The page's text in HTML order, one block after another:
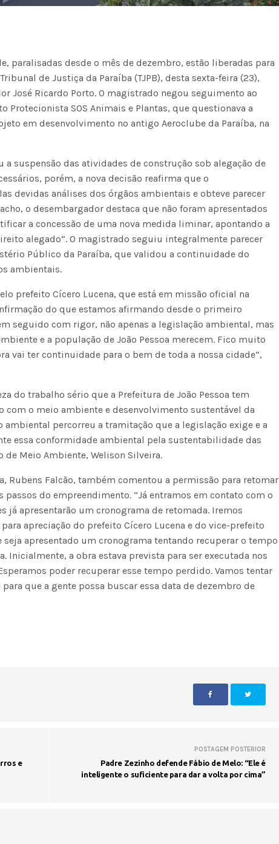
paralisadas desde o mês de dezembro, estão liberadas para
de Justiça da Paraíba (TJPB), desta sexta-feira (23),
José Ricardo Porto. O magistrado negou seguimento ao
SOS Animais e Plantas, que questionava a
em desenvolvimento no antigo Aeroclube da Paraíba, na
suspensão das atividades de construção sob alegação de
porém, a nova decisão reafirma que o
devidas análises dos órgãos ambientais e obteve parecer
o desembargador destaca que não foram apresentados
a concessão de uma nova medida liminar, apontando a
alegado”. O magistrado seguiu integralmente parecer
Público da Paraíba, que validou a continuidade do
ambientais.
prefeito Cícero Lucena, que está em missão oficial na
do que estamos afirmando desde o primeiro
seguido com rigor, não apenas a legislação ambiental, mas
e a população de João Pessoa merecem. Fico muito
vai ter continuidade para o bem de toda a nossa cidade”,
do trabalho sério que a Prefeitura de João Pessoa tem
com o meio ambiente e desenvolvimento sustentável da
ambiental percorreu a tramitação que a legislação exige e a
essa conformidade ambiental pela sustentabilidade das
de Meio Ambiente, Welison Silveira.
Rubens Falcão, também comentou a permissão para retomar
do empreendimento. “Já entramos em contato com o
já apresentarão um cronograma de retomada. Iremos
apreciação do prefeito Cícero Lucena e do vice-prefeito
seja apresentado um cronograma tentando recuperar o tempo
Inicialmente, a obra estava prevista para ser executada nos
poder recuperar esse tempo perdido. Vamos tentar
que a gente possa buscar essa data de dezembro de
e
POSTAGEM POSTERIOR
Padre Zezinho defende Fábio de Melo: “Ele é
inteligente o suficiente para dar a volta por cima”